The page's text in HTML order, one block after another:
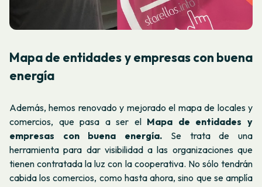
Mapa de entidades y empresas con buena
energía
Además, hemos renovado y mejorado el mapa de locales y
comercios, que pasa a ser elMapa de entidades y
empresas con buena energía. Se trata de una
herramienta para dar visibilidad a las organizaciones que
tienen contratada la luz con la cooperativa. No sólo tendrán
cabida los comercios, como hasta ahora, sino que se amplía